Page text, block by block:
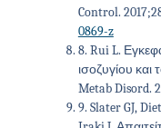
Control.
0869-z
8. Rui L.
ισοζυγίου
Metab Disord.
9. Slater GJ,